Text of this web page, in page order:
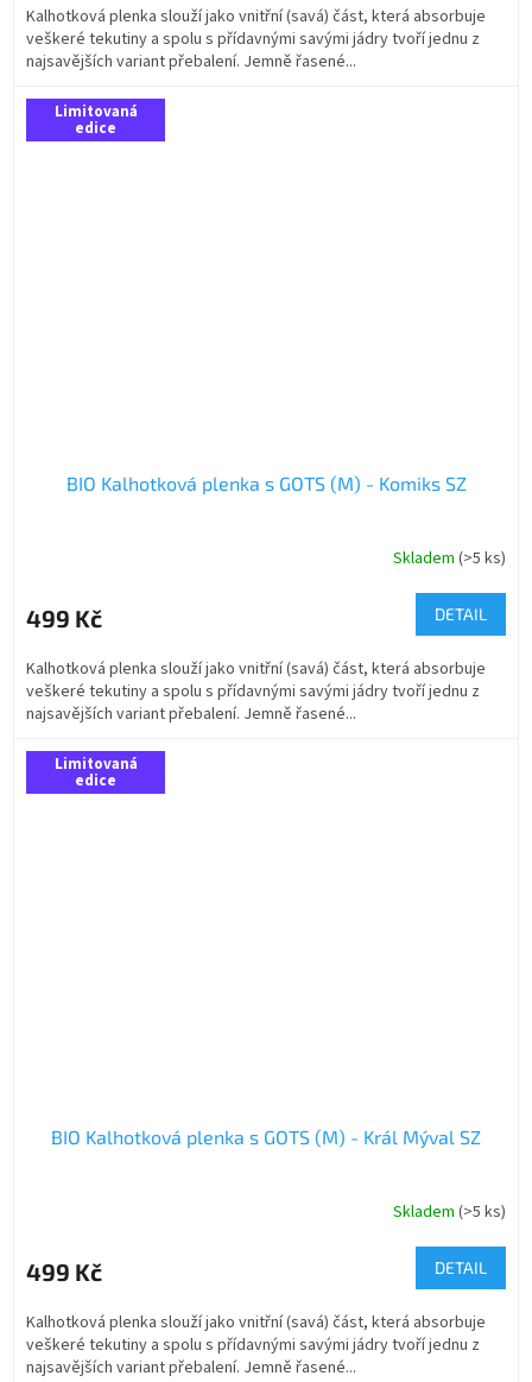
Kalhotková plenka slouží jako vnitřní (savá) část, která absorbuje
veškeré tekutiny a spolu s přídavnými savými jádry tvoří jednu z
najsavějších variant přebalení. Jemně řasené...
Limitovaná
edice
BIO Kalhotková plenka s GOTS (M) - Komiks SZ
Skladem (>5 ks)
499 Kč DETAIL
Kalhotková plenka slouží jako vnitřní (savá) část, která absorbuje
veškeré tekutiny a spolu s přídavnými savými jádry tvoří jednu z
najsavějších variant přebalení. Jemně řasené...
Limitovaná
edice
BIO Kalhotková plenka s GOTS (M) - Král Mýval SZ
Skladem (>5 ks)
499 Kč DETAIL
Kalhotková plenka slouží jako vnitřní (savá) část, která absorbuje
veškeré tekutiny a spolu s přídavnými savými jádry tvoří jednu z
najsavějších variant přebalení. Jemně řasené...